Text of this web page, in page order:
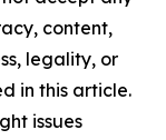
content,
legality, or
in this article.
issues